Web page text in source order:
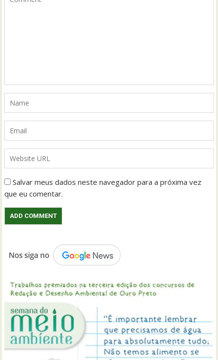
Salvar meus dados neste navegador para a próxima vez
que eu comentar.